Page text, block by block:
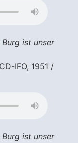
ist unser
IFO, 1951 /
ist unser